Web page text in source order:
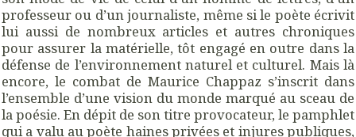
professeur ou d’un journaliste, même si le poète écrivit
lui aussi de nombreux articles et autres chroniques
pour assurer la matérielle, tôt engagé en outre dans la
défense de l’environnement naturel et culturel. Mais là
encore, le combat de Maurice Chappaz s’inscrit dans
l’ensemble d’une vision du monde marqué au sceau de
la poésie. En dépit de son titre provocateur, le pamphlet
qui a valu au poète haines privées et injures publiques,